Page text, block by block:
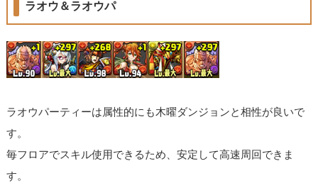
ラオウ＆ラオウパ
ラオウパーティーは属性的にも木曜ダンジョンと相性が良いで
す。
毎フロアでスキル使用できるため、安定して高速周回できま
す。